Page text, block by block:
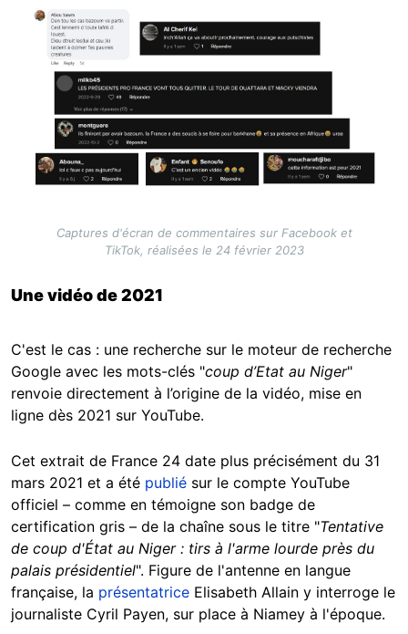
Image
Captures d'écran de commentaires sur Facebook et
TikTok, réalisées le 24 février 2023
Une vidéo de 2021
C'est le cas : une recherche sur le moteur de recherche
Google avec les mots-clés "coup d’Etat au Niger"
renvoie directement à l’origine de la vidéo, mise en
ligne dès 2021 sur YouTube.
Cet extrait de France 24 date plus précisément du 31
mars 2021 et a été publié sur le compte YouTube
officiel – comme en témoigne son badge de
certification gris – de la chaîne sous le titre "Tentative
de coup d'État au Niger : tirs à l'arme lourde près du
palais présidentiel". Figure de l'antenne en langue
française, la présentatrice Elisabeth Allain y interroge le
journaliste Cyril Payen, sur place à Niamey à l'époque.